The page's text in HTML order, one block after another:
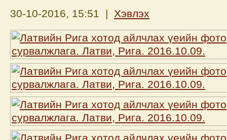
30-10-2016, 15:51 | Хэвлэх